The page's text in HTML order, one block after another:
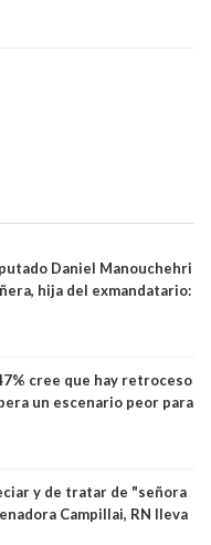
Daniel Manouchehri
hija del exmandatario:
cree que hay retroceso
un escenario peor para
y de tratar de "señora
Campillai, RN lleva